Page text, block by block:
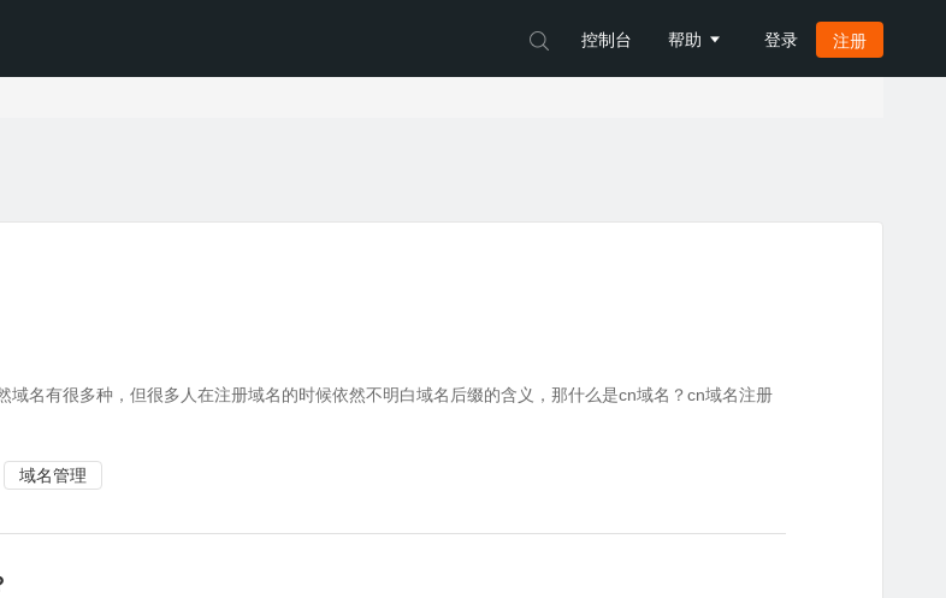
控制台 帮助  登录 注册
名有很多种，但很多人在注册域名的时候依然不明白域名后缀的含义，那什么是cn域名？cn域名注册
域名管理